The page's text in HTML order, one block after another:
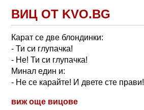
ВИЦ ОТ KVO.BG
Карат се две блондинки:
- Ти си глупачка!
- Не! Ти си глупачка!
Минал един и:
- Не се карайте! И двете сте прави!
виж още вицове